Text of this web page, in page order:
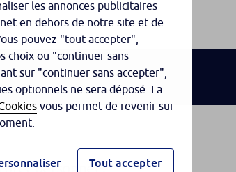
prêt personnel ?
les annonces publicitaires
en dehors de notre site et de
pouvez "tout accepter",
choix ou "continuer sans
sur "continuer sans accepter",
optionnels ne sera déposé. La
vous permet de revenir sur
Tout accepter